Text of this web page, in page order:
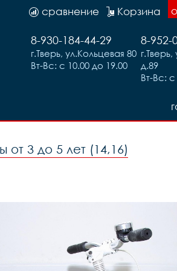
Корзина
сравнение
8-952-
д.89
Вт-Вс: с
8-930-184-44-29
г.Тверь, ул.Кольцевая 80
Вт-Вс: с 10.00 до 19.00
от 3 до 5 лет (14,16)